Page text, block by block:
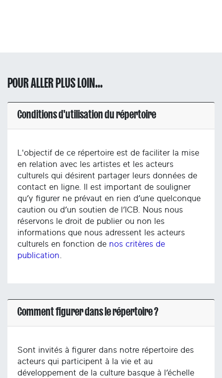
POUR ALLER PLUS LOIN...
Conditions d'utilisation du répertoire
L'objectif de ce répertoire est de faciliter la mise
en relation avec les artistes et les acteurs
culturels qui désirent partager leurs données de
contact en ligne. Il est important de souligner
qu’y figurer ne prévaut en rien d’une quelconque
caution ou d’un soutien de l’ICB. Nous nous
réservons le droit de publier ou non les
informations que nous adressent les acteurs
culturels en fonction de nos critères de
publication
Comment figurer dans le répertoire ?
Sont invités à figurer dans notre répertoire des
acteurs qui participent à la vie et au
développement de la culture basque à l’échelle